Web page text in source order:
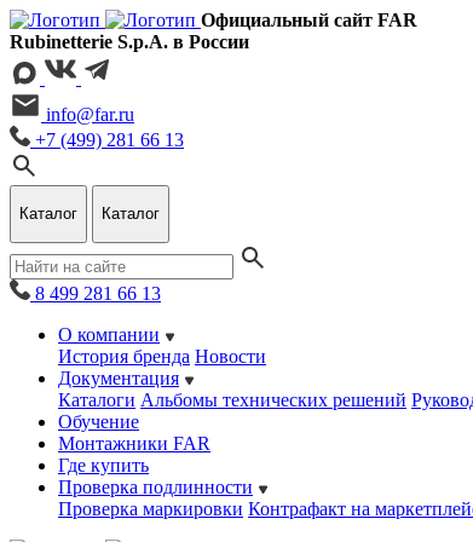
Официальный сайт FAR
Rubinetterie S.p.A. в России
info@far.ru
+7 (499) 281 66 13
Каталог Каталог
8 499 281 66 13
О компании
История бренда Новости
Документация
Каталоги Альбомы технических решений
Обучение
Монтажники FAR
Где купить
Проверка подлинности
Проверка маркировки Контрафакт на